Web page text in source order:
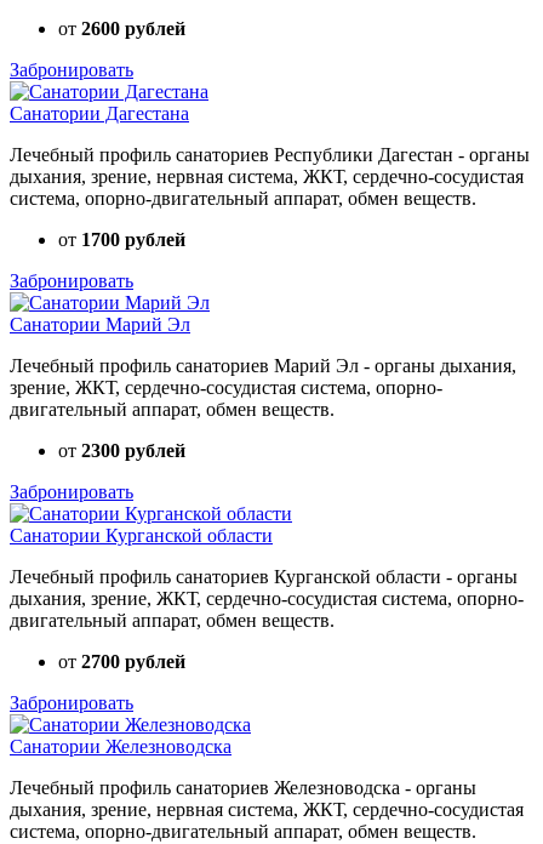
от 2600 рублей
Забронировать
Санатории Дагестана
Лечебный профиль санаториев Республики Дагестан - органы
дыхания, зрение, нервная система, ЖКТ, сердечно-сосудистая
система, опорно-двигательный аппарат, обмен веществ.
от 1700 рублей
Забронировать
Санатории Марий Эл
Лечебный профиль санаториев Марий Эл - органы дыхания,
зрение, ЖКТ, сердечно-сосудистая система, опорно-
двигательный аппарат, обмен веществ.
от 2300 рублей
Забронировать
Санатории Курганской области
Лечебный профиль санаториев Курганской области - органы
дыхания, зрение, ЖКТ, сердечно-сосудистая система, опорно-
двигательный аппарат, обмен веществ.
от 2700 рублей
Забронировать
Санатории Железноводска
Лечебный профиль санаториев Железноводска - органы
дыхания, зрение, нервная система, ЖКТ, сердечно-сосудистая
система, опорно-двигательный аппарат, обмен веществ.